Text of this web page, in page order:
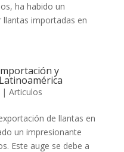
ha habido un
importadas en
y
| Articulos
de llantas en
un impresionante
Este auge se debe a